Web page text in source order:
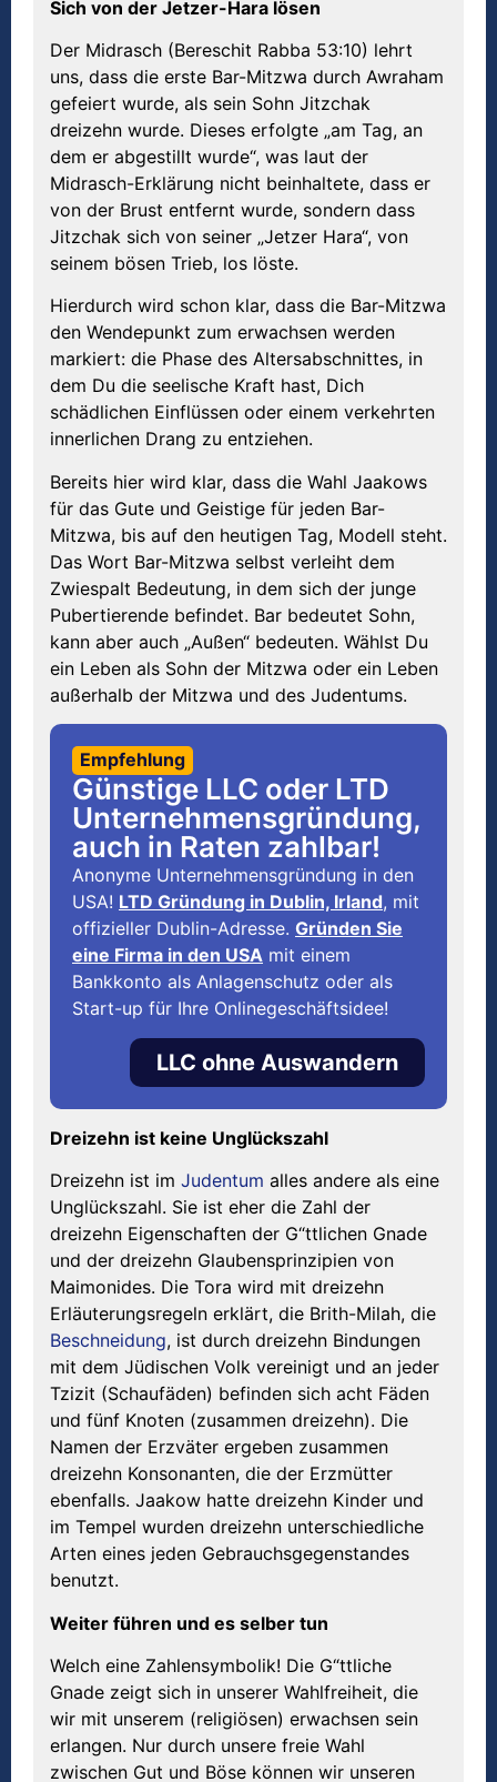
Sich von der Jetzer-Hara lösen
Der Midrasch (Bereschit Rabba 53:10) lehrt
uns, dass die erste Bar-Mitzwa durch Awraham
gefeiert wurde, als sein Sohn Jitzchak
dreizehn wurde. Dieses erfolgte „am Tag, an
dem er abgestillt wurde“, was laut der
Midrasch-Erklärung nicht beinhaltete, dass er
von der Brust entfernt wurde, sondern dass
Jitzchak sich von seiner „Jetzer Hara“, von
seinem bösen Trieb, los löste.
Hierdurch wird schon klar, dass die Bar-Mitzwa
den Wendepunkt zum erwachsen werden
markiert: die Phase des Altersabschnittes, in
dem Du die seelische Kraft hast, Dich
schädlichen Einflüssen oder einem verkehrten
innerlichen Drang zu entziehen.
Bereits hier wird klar, dass die Wahl Jaakows
für das Gute und Geistige für jeden Bar-
Mitzwa, bis auf den heutigen Tag, Modell steht.
Das Wort Bar-Mitzwa selbst verleiht dem
Zwiespalt Bedeutung, in dem sich der junge
Pubertierende befindet. Bar bedeutet Sohn,
kann aber auch „Außen“ bedeuten. Wählst Du
ein Leben als Sohn der Mitzwa oder ein Leben
außerhalb der Mitzwa und des Judentums.
Empfehlung
Günstige LLC oder LTD
Unternehmensgründung,
auch in Raten zahlbar!
Anonyme Unternehmensgründung in den
USA! LTD Gründung in Dublin, Irland, mit
offizieller Dublin-Adresse. Gründen Sie
eine Firma in den USA mit einem
Bankkonto als Anlagenschutz oder als
Start-up für Ihre Onlinegeschäftsidee!
LLC ohne Auswandern
Dreizehn ist keine Unglückszahl
Dreizehn ist im Judentum alles andere als eine
Unglückszahl. Sie ist eher die Zahl der
dreizehn Eigenschaften der G“ttlichen Gnade
und der dreizehn Glaubensprinzipien von
Maimonides. Die Tora wird mit dreizehn
Erläuterungsregeln erklärt, die Brith-Milah, die
Beschneidung, ist durch dreizehn Bindungen
mit dem Jüdischen Volk vereinigt und an jeder
Tzizit (Schaufäden) befinden sich acht Fäden
und fünf Knoten (zusammen dreizehn). Die
Namen der Erzväter ergeben zusammen
dreizehn Konsonanten, die der Erzmütter
ebenfalls. Jaakow hatte dreizehn Kinder und
im Tempel wurden dreizehn unterschiedliche
Arten eines jeden Gebrauchsgegenstandes
benutzt.
Weiter führen und es selber tun
Welch eine Zahlensymbolik! Die G“ttliche
Gnade zeigt sich in unserer Wahlfreiheit, die
wir mit unserem (religiösen) erwachsen sein
erlangen. Nur durch unsere freie Wahl
zwischen Gut und Böse können wir unseren